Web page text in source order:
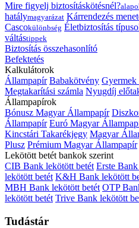
Mire figyelj biztosításkötésnél?
hatálymagyarázat Kárrendezés
Cascokülönbség Életbiztosítás
váltástippek
Biztosítás összehasonlító
Befektetés
Kalkulátorok
Állampapír Babakötvény Gyermek
Megtakarítási számla Nyugdíj
Állampapírok
Bónusz Magyar Állampapír
Állampapír Euró Magyar
Kincstári Takarékjegy Magyar
Plusz Prémium Magyar Állampapír
Lekötött betét bankok szerint
CIB Bank lekötött betét Erste
lekötött betét K&H Bank lekötött
MBH Bank lekötött betét OTP
lekötött betét Trive Bank lekötött
Tudástár